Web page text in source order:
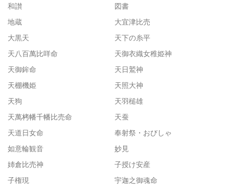
和讃
図書
地蔵
大宜津比売
大黒天
天下の糸平
天八百萬比咩命
天御衣織女稚姫神
天御鉾命
天日鷲神
天棚機姫
天照大神
天狗
天羽槌雄
天萬栲幡千幡比売命
天蚕
天道日女命
奉射祭・おびしゃ
如意輪観音
妙見
姉倉比売神
子授け安産
子権現
宇迦之御魂命